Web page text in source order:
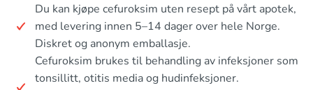
Du kan kjøpe cefuroksim uten resept på vårt apotek,
med levering innen 5–14 dager over hele Norge.
Diskret og anonym emballasje.
Cefuroksim brukes til behandling av infeksjoner som
tonsillitt, otitis media og hudinfeksjoner.